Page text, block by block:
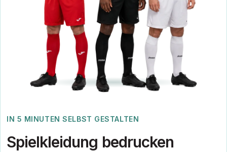
IN 5 MINUTEN SELBST GESTALTEN
Spielkleidung bedrucken